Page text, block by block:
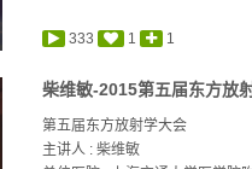
333 1 1
柴维敏-2015第五届东方放
第五届东方放射学大会
主讲人 :柴维敏